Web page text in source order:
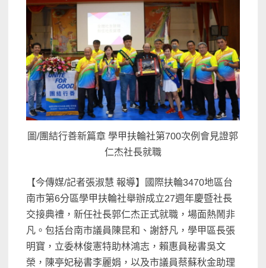
圖/團結行善新篇章 學甲扶輪社第700次例會見證郭
仁杰社長就職
【今傳媒/記者張淑慧 報導】國際扶輪3470地區台
南市第6分區學甲扶輪社舉辦成立27週年慶暨社長
交接典禮，新任社長郭仁杰正式就職，場面熱鬧非
凡。包括台南市議員陳昆和、謝舒凡，學甲區長張
明寶，立委林俊憲特助林鴻志，賴惠員秘書吳文
榮，陳亭妃秘書李麗娟，以及市議員蔡蘇秋金助理